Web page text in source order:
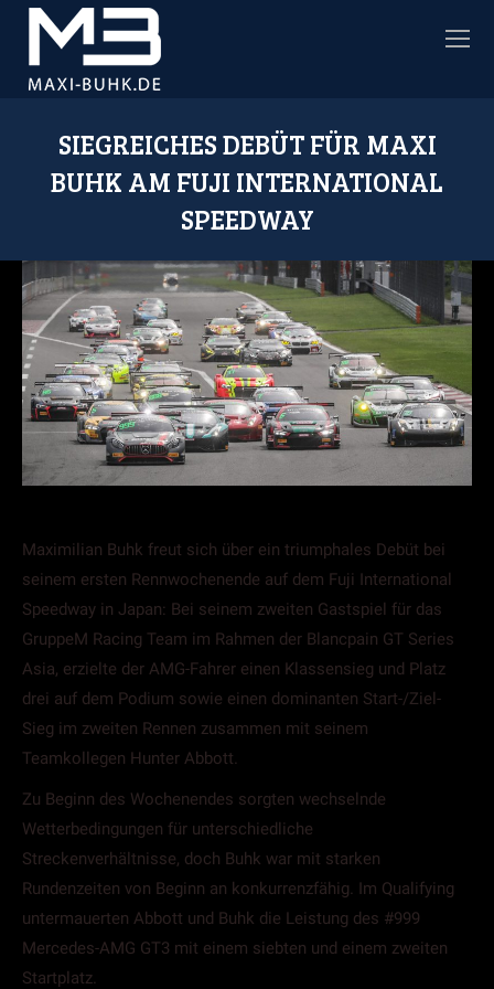
SIEGREICHES DEBÜT FÜR MAXI
BUHK AM FUJI INTERNATIONAL
SPEEDWAY
Maximilian Buhk freut sich über ein triumphales Debüt bei
seinem ersten Rennwochenende auf dem Fuji International
Speedway in Japan: Bei seinem zweiten Gastspiel für das
GruppeM Racing Team im Rahmen der Blancpain GT Series
Asia, erzielte der AMG-Fahrer einen Klassensieg und Platz
drei auf dem Podium sowie einen dominanten Start-/Ziel-
Sieg im zweiten Rennen zusammen mit seinem
Teamkollegen Hunter Abbott.
Zu Beginn des Wochenendes sorgten wechselnde
Wetterbedingungen für unterschiedliche
Streckenverhältnisse, doch Buhk war mit starken
Rundenzeiten von Beginn an konkurrenzfähig. Im Qualifying
untermauerten Abbott und Buhk die Leistung des #999
Mercedes-AMG GT3 mit einem siebten und einem zweiten
Startplatz.